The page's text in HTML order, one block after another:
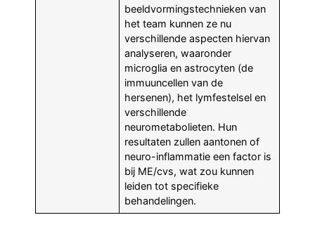
beeldvormingstechnieken van
het team kunnen ze nu
verschillende aspecten hiervan
analyseren, waaronder
microglia en astrocyten (de
immuuncellen van de
hersenen), het lymfestelsel en
verschillende
neurometabolieten. Hun
resultaten zullen aantonen of
neuro-inflammatie een factor is
bij ME/cvs, wat zou kunnen
leiden tot specifieke
behandelingen.